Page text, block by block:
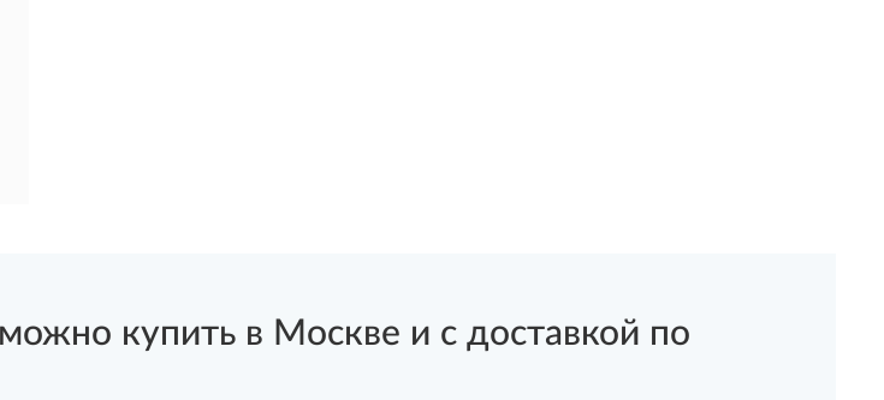
купить в Москве и с доставкой по